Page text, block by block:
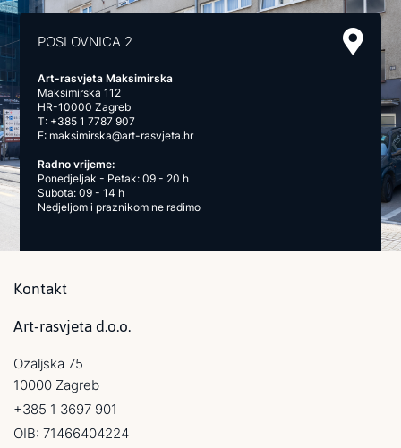
POSLOVNICA 2
Art-rasvjeta Maksimirska
Maksimirska 112
HR-10000 Zagreb
T: +385 1 7787 907
E: maksimirska@art-rasvjeta.hr
Radno vrijeme:
Ponedjeljak - Petak: 09 - 20 h
Subota: 09 - 14 h
Nedjeljom i praznikom ne radimo
Kontakt
Art-rasvjeta d.o.o.
Ozaljska 75
10000 Zagreb
+385 1 3697 901
OIB: 71466404224